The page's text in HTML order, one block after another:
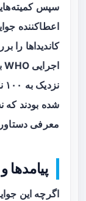
سپس
کاندیداها را
شده بودند که
معرفی
اگرچه این